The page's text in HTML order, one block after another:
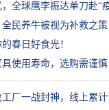
全球鹰李振达单刀赴“
民养牛被视为补救之策
春日好食光！
使用寿命，选购需谨慎
厂一战封神，线上累计